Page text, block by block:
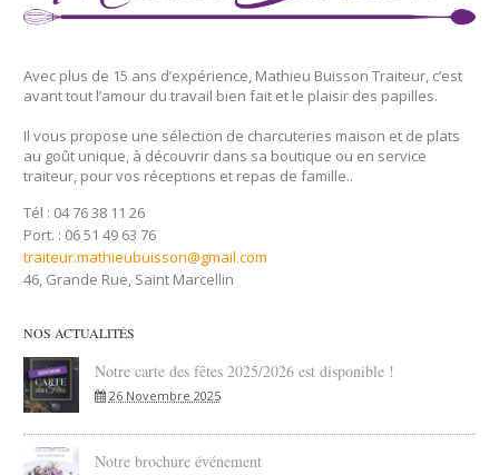
Avec plus de 15 ans d’expérience, Mathieu Buisson Traiteur, c’est
avant tout l’amour du travail bien fait et le plaisir des papilles.
Il vous propose une sélection de charcuteries maison et de plats
au goût unique, à découvrir dans sa boutique ou en service
traiteur, pour vos réceptions et repas de famille..
Tél : 04 76 38 11 26
Port. : 06 51 49 63 76
traiteur.mathieubuisson@gmail.com
46, Grande Rue, Saint Marcellin
NOS ACTUALITÉS
Notre carte des fêtes 2025/2026 est disponible !
26 Novembre 2025
Notre brochure événement